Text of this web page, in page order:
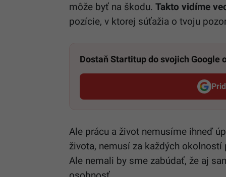
môže byť na škodu. Takto vidíme
pozície, v ktorej súťažia o tvoju
Dostaň Startitup do svojich Google
Ale prácu a život nemusíme ihneď
života, nemusí za každých
Ale nemali by sme zabúdať, že aj